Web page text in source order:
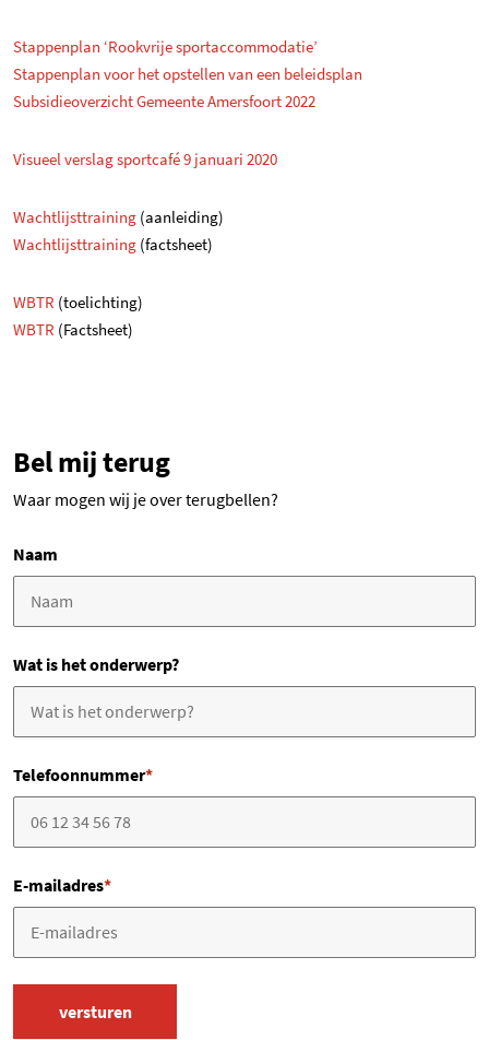
Stappenplan ‘Rookvrije sportaccommodatie’
Stappenplan voor het opstellen van een beleidsplan
Subsidieoverzicht Gemeente Amersfoort 2022
Visueel verslag sportcafé 9 januari 2020
Wachtlijsttraining (aanleiding)
Wachtlijsttraining (factsheet)
WBTR (toelichting)
WBTR (Factsheet)
Bel mij terug
Waar mogen wij je over terugbellen?
Naam
Wat is het onderwerp?
Telefoonnummer*
E-mailadres*